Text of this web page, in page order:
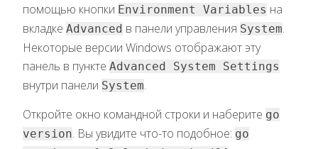
помощью кнопки Environment Variables на
вкладке Advanced в панели управления System.
Некоторые версии Windows отображают эту
панель в пункте Advanced System Settings
внутри панели System.
Откройте окно командной строки и наберите go
version. Вы увидите что-то подобное: go